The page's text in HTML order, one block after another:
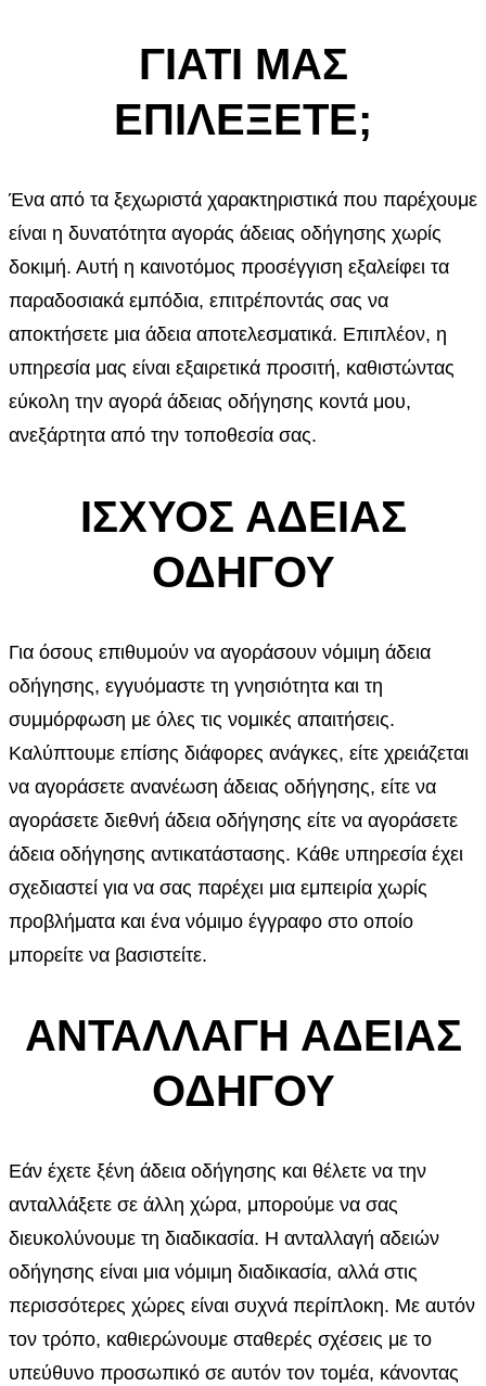
ΓΙΑΤΙ ΜΑΣ
ΕΠΙΛΕΞΕΤΕ;
Ένα από τα ξεχωριστά χαρακτηριστικά που παρέχουμε
είναι η δυνατότητα αγοράς άδειας οδήγησης χωρίς
δοκιμή. Αυτή η καινοτόμος προσέγγιση εξαλείφει τα
παραδοσιακά εμπόδια, επιτρέποντάς σας να
αποκτήσετε μια άδεια αποτελεσματικά. Επιπλέον, η
υπηρεσία μας είναι εξαιρετικά προσιτή, καθιστώντας
εύκολη την αγορά άδειας οδήγησης κοντά μου,
ανεξάρτητα από την τοποθεσία σας.
ΙΣΧΥΟΣ ΑΔΕΙΑΣ
ΟΔΗΓΟΥ
Για όσους επιθυμούν να αγοράσουν νόμιμη άδεια
οδήγησης, εγγυόμαστε τη γνησιότητα και τη
συμμόρφωση με όλες τις νομικές απαιτήσεις.
Καλύπτουμε επίσης διάφορες ανάγκες, είτε χρειάζεται
να αγοράσετε ανανέωση άδειας οδήγησης, είτε να
αγοράσετε διεθνή άδεια οδήγησης είτε να αγοράσετε
άδεια οδήγησης αντικατάστασης. Κάθε υπηρεσία έχει
σχεδιαστεί για να σας παρέχει μια εμπειρία χωρίς
προβλήματα και ένα νόμιμο έγγραφο στο οποίο
μπορείτε να βασιστείτε.
ΑΝΤΑΛΛΑΓΗ ΑΔΕΙΑΣ
ΟΔΗΓΟΥ
Εάν έχετε ξένη άδεια οδήγησης και θέλετε να την
ανταλλάξετε σε άλλη χώρα, μπορούμε να σας
διευκολύνουμε τη διαδικασία. Η ανταλλαγή αδειών
οδήγησης είναι μια νόμιμη διαδικασία, αλλά στις
περισσότερες χώρες είναι συχνά περίπλοκη. Με αυτόν
τον τρόπο, καθιερώνουμε σταθερές σχέσεις με το
υπεύθυνο προσωπικό σε αυτόν τον τομέα, κάνοντας